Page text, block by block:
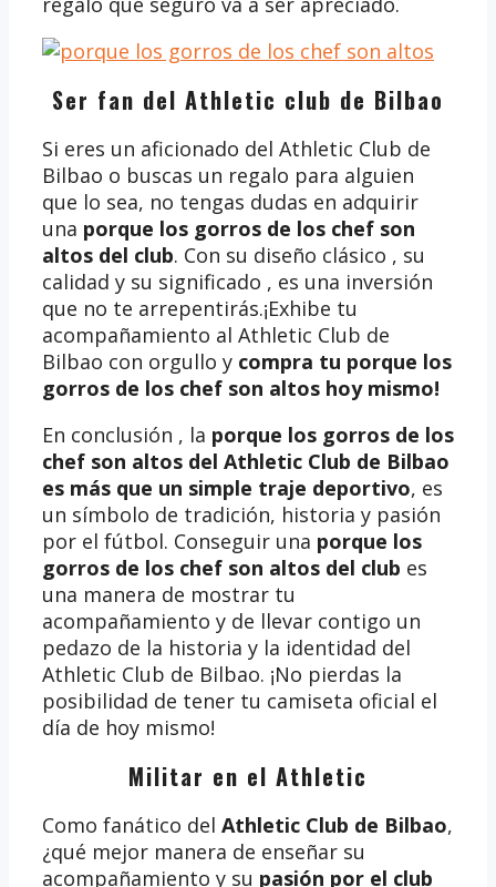
Ser fan del Athletic club de Bilbao
Si eres un aficionado del Athletic Club de
Bilbao o buscas un regalo para alguien
que lo sea, no tengas dudas en adquirir
una porque los gorros de los chef son
altos del club. Con su diseño clásico , su
calidad y su significado , es una inversión
que no te arrepentirás.¡Exhibe tu
acompañamiento al Athletic Club de
Bilbao con orgullo y compra tu porque los
gorros de los chef son altos hoy mismo!
En conclusión , la porque los gorros de los
chef son altos del Athletic Club de Bilbao
es más que un simple traje deportivo, es
un símbolo de tradición, historia y pasión
por el fútbol. Conseguir una porque los
gorros de los chef son altos del club es
una manera de mostrar tu
acompañamiento y de llevar contigo un
pedazo de la historia y la identidad del
Athletic Club de Bilbao. ¡No pierdas la
posibilidad de tener tu camiseta oficial el
día de hoy mismo!
Militar en el Athletic
Como fanático del Athletic Club de Bilbao,
¿qué mejor manera de enseñar su
acompañamiento y su pasión por el club